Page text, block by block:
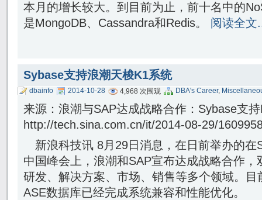
本月的增长较大。到目前为止，前十名中的
是MongoDB、Cassandra和Redis。 阅读全文
Sybase支持浪潮天梭K1系统
dbainfo 2014-10-28 4,968 次围观 DBA's Career,
来源：浪潮与SAP达成战略合作：Sybase支
http://tech.sina.com.cn/it/2014-08-29/
新浪科技讯 8月29日消息，在日前举办的在
中国峰会上，浪潮和SAP宣布达成战略合作
研发、解决方案、市场、销售等多个领域。
ASE数据库已经完成系统兼容和性能优化。